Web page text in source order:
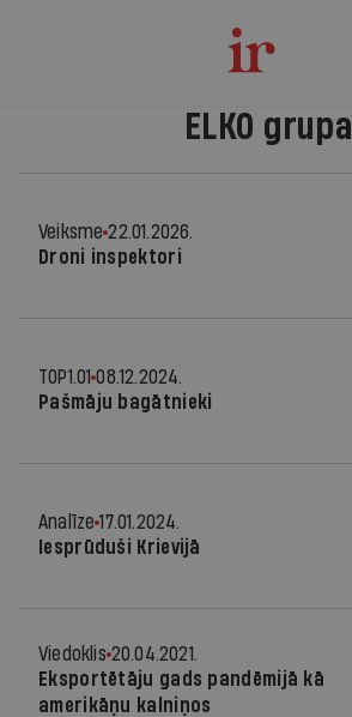
ELKO grupa
Veiksme 22.01.2026.
Droni inspektori
TOP1.01 08.12.2024.
Pašmāju bagātnieki
Analīze 17.01.2024.
Iesprūduši Krievijā
Viedoklis 20.04.2021.
Eksportētāju gads pandēmijā kā
amerikāņu kalniņos